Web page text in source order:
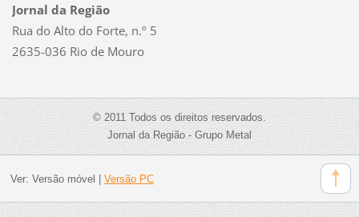
Jornal da Região
Rua do Alto do Forte, n.º 5
2635-036 Rio de Mouro
© 2011 Todos os direitos reservados.
Jornal da Região - Grupo Metal
Ver: Versão móvel Versão PC